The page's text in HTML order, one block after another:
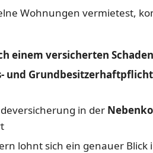
Wohnungen vermietest,
einem versicherten Schaden
und Grundbesitzerhaftpflicht
in der
lohnt sich ein genauer Blick